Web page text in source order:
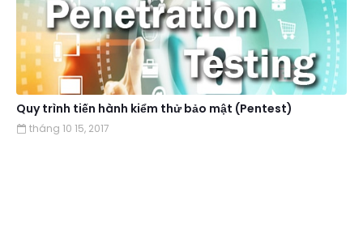
Quy trình tiến hành kiểm thử bảo mật (Pentest)
tháng 10 15, 2017